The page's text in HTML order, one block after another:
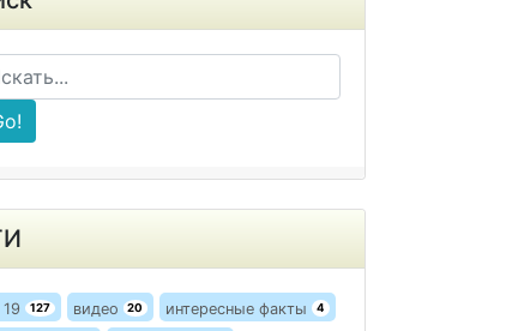
127 видео 20 интересные факты 4